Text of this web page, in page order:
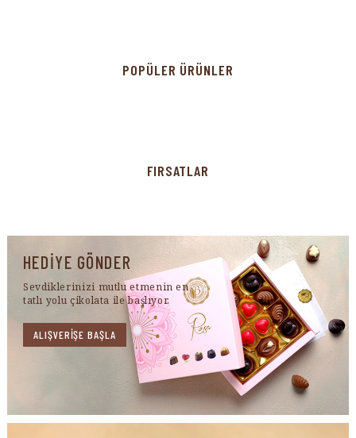
POPÜLER ÜRÜNLER
FIRSATLAR
HEDİYE GÖNDER
Sevdiklerinizi mutlu etmenin en
tatlı yolu çikolata ile başlıyor.
ALIŞVERİŞE BAŞLA